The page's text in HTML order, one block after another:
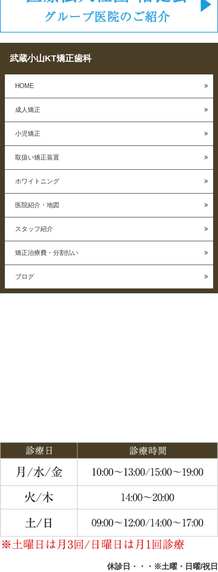
武蔵小山KT矯正歯科
HOME
成人矯正
小児矯正
取扱い矯正装置
ホワイトニング
医院紹介・地図
スタッフ紹介
矯正治療費・分割払い
ブログ
休診日・・・※土曜・日曜/祝日